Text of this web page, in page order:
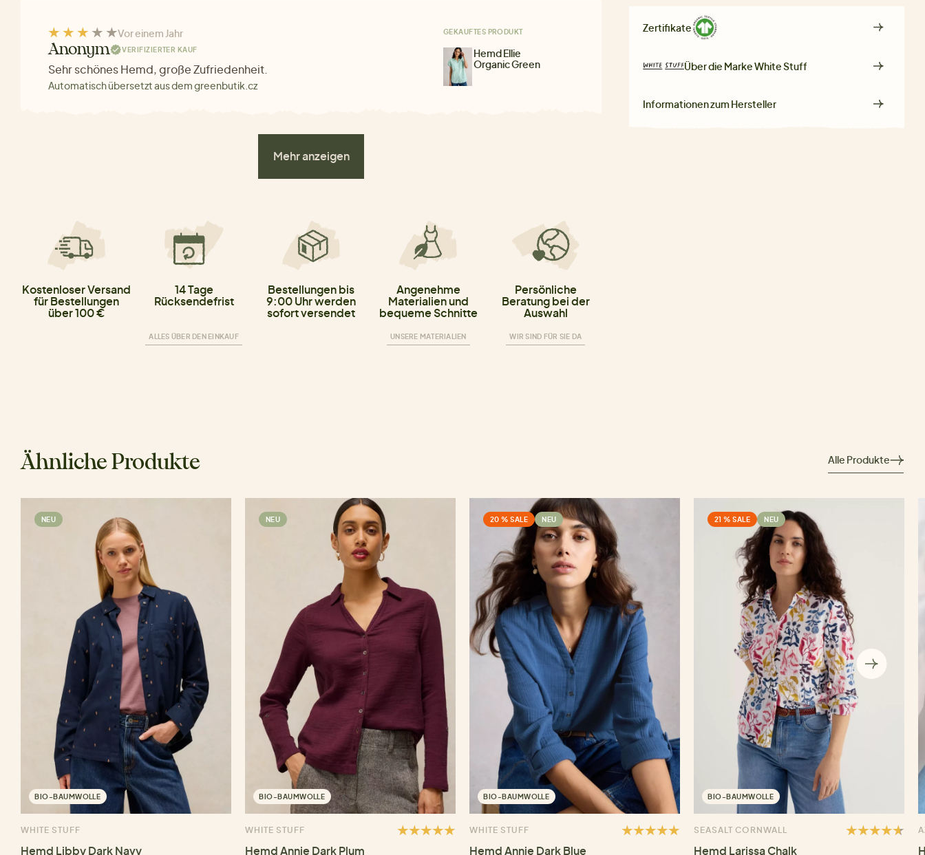
Vor einem Jahr
Anonym VERIFIZIERTER KAUF
Sehr schönes Hemd, große Zufriedenheit.
Automatisch übersetzt aus dem greenbutik.cz
GEKAUFTES PRODUKT
Hemd Ellie
Organic Green
Mehr anzeigen
Kostenloser Versand
für Bestellungen
über 100 €
14 Tage
Rücksendefrist
ALLES ÜBER DEN EINKAUF
Bestellungen bis
9:00 Uhr werden
sofort versendet
Angenehme
Materialien und
bequeme Schnitte
UNSERE MATERIALIEN
Persönliche
Beratung bei der
Auswahl
WIR SIND FÜR SIE DA
Zertifikate
Über die MarkeWhite Stuff
Informationen zum Hersteller
Ähnliche Produkte Alle Produkte
NEU
BIO-BAUMWOLLE
WHITE STUFF
Hemd Libby Dark Navy
NEU
BIO-BAUMWOLLE
WHITE STUFF
Hemd Annie Dark Plum
20 % SALE NEU
BIO-BAUMWOLLE
WHITE STUFF
Hemd Annie Dark Blue
21 % SALE NEU
BIO-BAUMWOLLE
SEASALT CORNWALL
Hemd Larissa Chalk